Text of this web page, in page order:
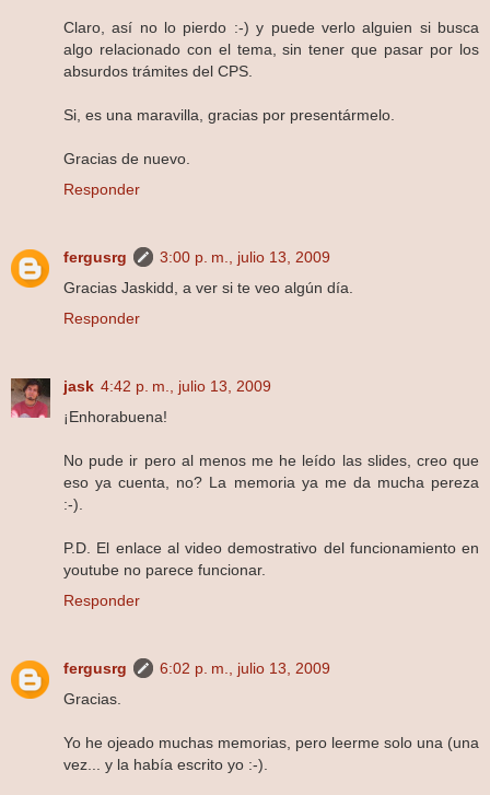
Claro, así no lo pierdo :-) y puede verlo alguien si busca
algo relacionado con el tema, sin tener que pasar por los
absurdos trámites del CPS.
Si, es una maravilla, gracias por presentármelo.
Gracias de nuevo.
Responder
fergusrg
3:00 p. m., julio 13, 2009
Gracias Jaskidd, a ver si te veo algún día.
Responder
jask 4:42 p. m., julio 13, 2009
¡Enhorabuena!
No pude ir pero al menos me he leído las slides, creo que
eso ya cuenta, no? La memoria ya me da mucha pereza
:-).
P.D. El enlace al video demostrativo del funcionamiento en
youtube no parece funcionar.
Responder
fergusrg
6:02 p. m., julio 13, 2009
Gracias.
Yo he ojeado muchas memorias, pero leerme solo una (una
vez... y la había escrito yo :-).